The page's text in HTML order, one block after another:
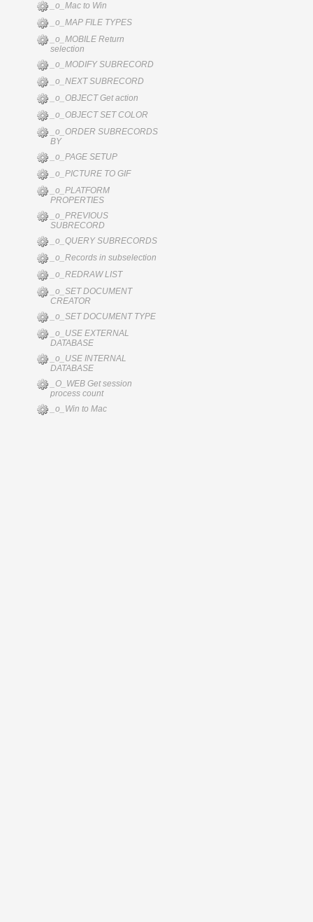
_o_Mac to Win
_o_MAP FILE TYPES
_o_MOBILE Return
selection
_o_MODIFY SUBRECORD
_o_NEXT SUBRECORD
_o_OBJECT Get action
_o_OBJECT SET COLOR
_o_ORDER SUBRECORDS
BY
_o_PAGE SETUP
_o_PICTURE TO GIF
_o_PLATFORM
PROPERTIES
_o_PREVIOUS
SUBRECORD
_o_QUERY SUBRECORDS
_o_Records in subselection
_o_REDRAW LIST
_o_SET DOCUMENT
CREATOR
_o_SET DOCUMENT TYPE
_o_USE EXTERNAL
DATABASE
_o_USE INTERNAL
DATABASE
_O_WEB Get session
process count
_o_Win to Mac